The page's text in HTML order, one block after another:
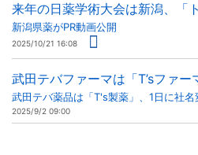
来年の日薬学術大会は新潟、「
新潟県薬がPR動画公開
2025/10/21 16:08
武田テバファーマは「T’sファー
武田テバ薬品は「T's製薬」、1日に社名
2025/9/2 09:00